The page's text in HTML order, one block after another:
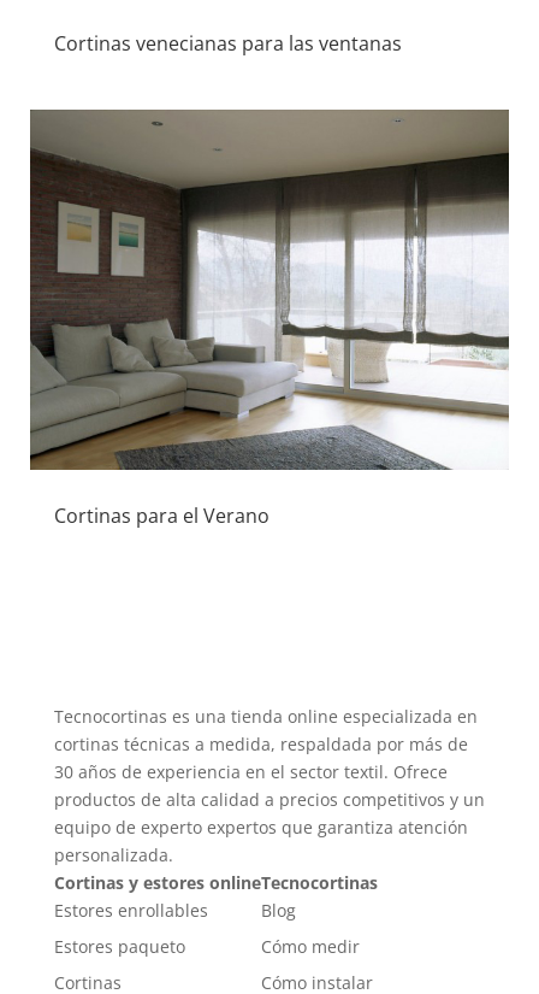
Cortinas venecianas para las ventanas
Cortinas para el Verano
Tecnocortinas es una tienda online especializada en
cortinas técnicas a medida, respaldada por más de
30 años de experiencia en el sector textil. Ofrece
productos de alta calidad a precios competitivos y un
equipo de experto expertos que garantiza atención
personalizada.
Cortinas y estores online
Estores enrollables
Estores paqueto
Cortinas
Tecnocortinas
Blog
Cómo medir
Cómo instalar